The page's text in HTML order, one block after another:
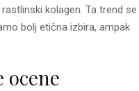
kolagen. Ta trend se
bolj etična izbira, ampak